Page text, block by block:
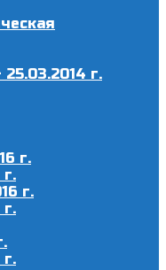
г.
г.
г.